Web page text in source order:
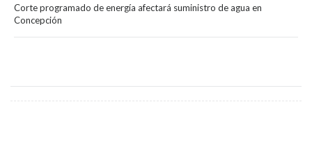
Corte programado de energía afectará suministro de agua en
Concepción